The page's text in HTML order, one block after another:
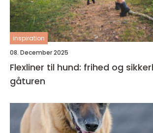
inspiration
08. December 2025
Flexliner til hund: frihed og
gåturen